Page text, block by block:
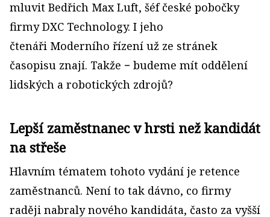
mluvit Bedřich Max Luft, šéf české pobočky
firmy DXC Technology. I jeho
čtenáři Moderního řízení už ze stránek
časopisu znají. Takže − budeme mít oddělení
lidských a robotických zdrojů?
Lepší zaměstnanec v hrsti než kandidát
na střeše
Hlavním tématem tohoto vydání je retence
zaměstnanců. Není to tak dávno, co firmy
raději nabraly nového kandidáta, často za vyšší